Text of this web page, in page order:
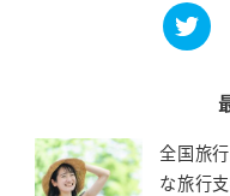
全国旅
な旅行